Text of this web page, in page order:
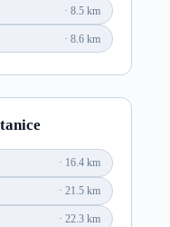
8.5 km
8.6 km
16.4 km
21.5 km
22.3 km